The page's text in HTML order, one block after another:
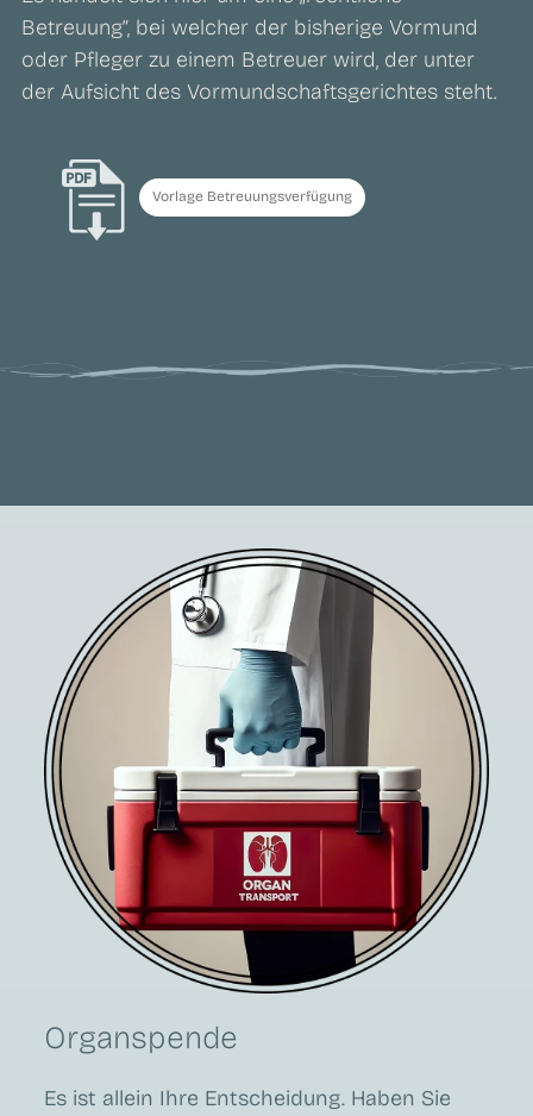
Betreuung”, bei welcher der bisherige Vormund
oder Pfleger zu einem Betreuer wird, der unter
der Aufsicht des Vormundschaftsgerichtes steht.
Vorlage Betreuungsverfügung
Organspende
Es ist allein Ihre Entscheidung. Haben Sie